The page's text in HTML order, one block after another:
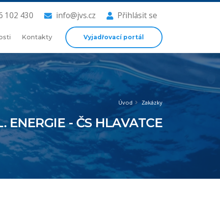
102 430 info@jvs.cz Přihlásit se
Kontakty Vyjadřovací portál
Úvod Zakázky
ENERGIE - ČS HLAVATCE